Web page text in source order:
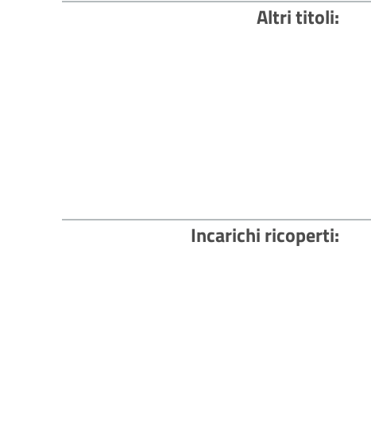
Altri titoli
Incarichi ricoperti